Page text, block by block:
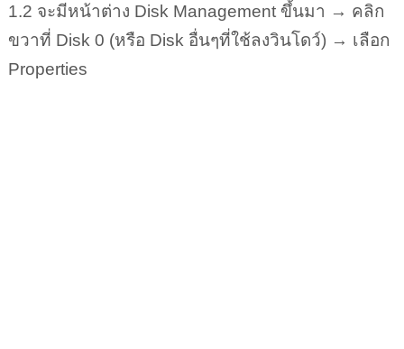
1.2 จะมีหน้าต่าง Disk Management ขึ้นมา → คลิก
ขวาที่ Disk 0 (หรือ Disk อื่นๆที่ใช้ลงวินโดว์) → เลือก
Properties